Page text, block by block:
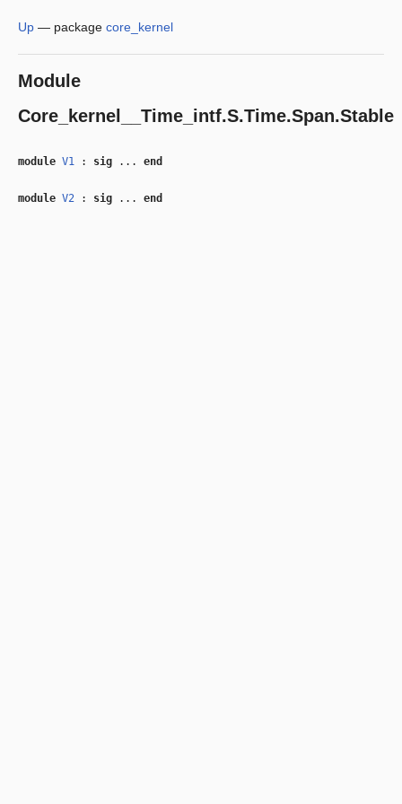
Up — package core_kernel
Module
Core_kernel__Time_intf.S.Time.Span.Stable
module V1 : sig ... end
module V2 : sig ... end